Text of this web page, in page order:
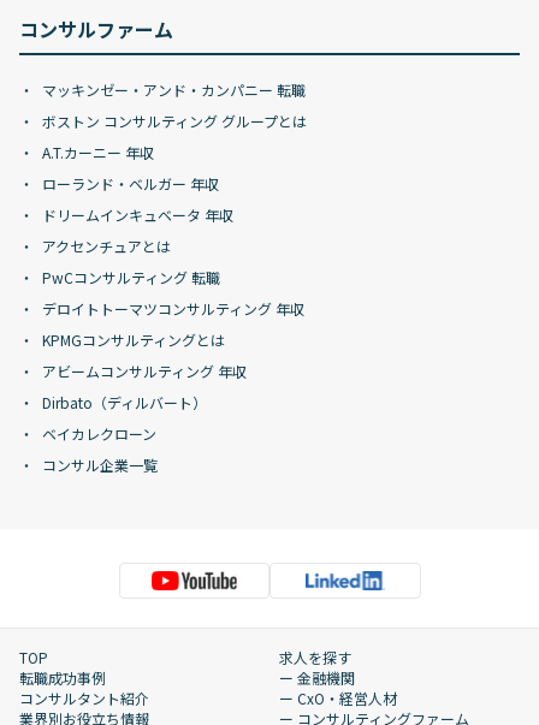
コンサルファーム
マッキンゼー・アンド・カンパニー 転職
ボストン コンサルティング グループとは
A.T.カーニー 年収
ローランド・ベルガー 年収
ドリームインキュベータ 年収
アクセンチュアとは
PwCコンサルティング 転職
デロイトトーマツコンサルティング 年収
KPMGコンサルティングとは
アビームコンサルティング 年収
Dirbato（ディルバート）
ベイカレクローン
コンサル企業一覧
TOP
転職成功事例
コンサルタント紹介
業界別お役立ち情報
求人を探す
ー 金融機関
ー CxO・経営人材
ー コンサルティングファーム